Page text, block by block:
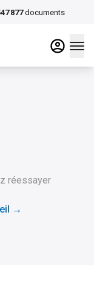
877 documents
réessayer
→